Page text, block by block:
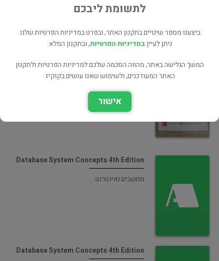
Database System Concepts (ספר + מדריך
למידה)
מחשבים ואינטרנט
Database System Concepts 4th Edition
מחשבים ואינטרנט
Database System Concepts 4th Edition
לתשומת ליבכם
ביצענו מספר שינויים בתקנון האתר, ובפרט במדיניות הפרטיות שלנו.
ניתן לעייןבמדיניות הפרטיות, ובתקנון המלא.
המשך הגלישה באתר, מהווה הסכמה שלכם למדיניות הפרטיות ולתקנון
האתר המעודכנים, ולשימוש שאנו עושים בקוקיז.
אישור